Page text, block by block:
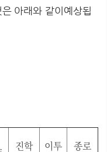
아래와 같이예상됩
진학 이투 종로